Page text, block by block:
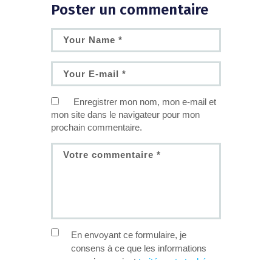
Poster un commentaire
Enregistrer mon nom, mon e-mail et
mon site dans le navigateur pour mon
prochain commentaire.
En envoyant ce formulaire, je
consens à ce que les informations